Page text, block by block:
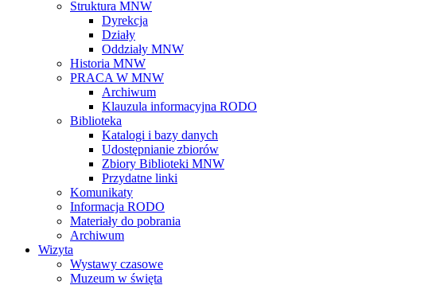
Struktura MNW
Dyrekcja
Działy
Oddziały MNW
Historia MNW
PRACA W MNW
Archiwum
Klauzula informacyjna RODO
Biblioteka
Katalogi i bazy danych
Udostępnianie zbiorów
Zbiory Biblioteki MNW
Przydatne linki
Komunikaty
Informacja RODO
Materiały do pobrania
Archiwum
Wizyta
Wystawy czasowe
Muzeum w święta